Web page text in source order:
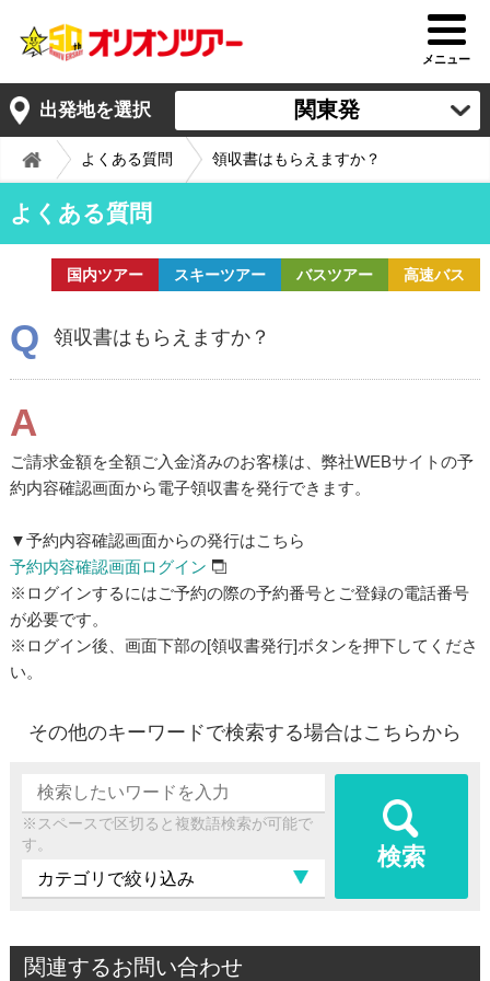
メニュー
出発地を選択 関東発
よくある質問 領収書はもらえますか？
よくある質問
国内ツアー スキーツアー バスツアー 高速バス
Q 領収書はもらえますか？
A
ご請求金額を全額ご入金済みのお客様は、弊社WEBサイトの予
約内容確認画面から電子領収書を発行できます。
▼予約内容確認画面からの発行はこちら
予約内容確認画面ログイン
※ログインするにはご予約の際の予約番号とご登録の電話番号
が必要です。
※ログイン後、画面下部の[領収書発行]ボタンを押下してくださ
い。
その他のキーワードで検索する場合はこちらから
※スペースで区切ると複数語検索が可能で
す。
検索
関連するお問い合わせ